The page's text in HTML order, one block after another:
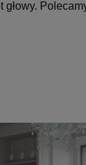
głowy.